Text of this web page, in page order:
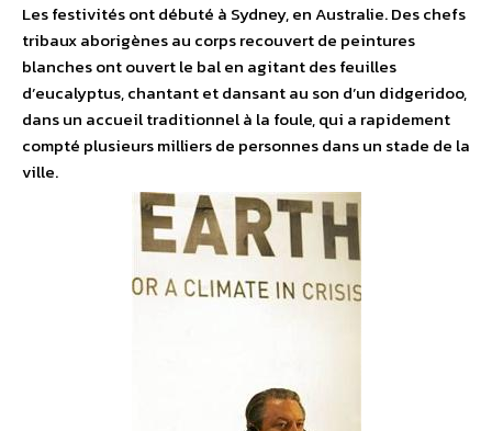
Les festivités ont débuté à Sydney, en Australie. Des chefs
tribaux aborigènes au corps recouvert de peintures
blanches ont ouvert le bal en agitant des feuilles
d’eucalyptus, chantant et dansant au son d’un didgeridoo,
dans un accueil traditionnel à la foule, qui a rapidement
compté plusieurs milliers de personnes dans un stade de la
ville.